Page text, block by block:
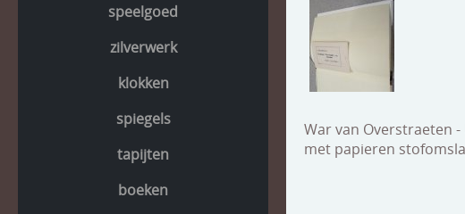
speelgoed
zilverwerk
klokken
spiegels
tapijten
boeken
War van Overstraeten
met papieren